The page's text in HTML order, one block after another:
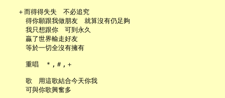
   ＋而得得失失　不必追究
     得你願跟我做朋友　就算沒有仍足夠
     我只想跟你　可到永久
     贏了世界輸走好友
     等於一切全沒有擁有
     重唱　＊,＃,＋
     歌　用這歌結合今天你我
     可與你歌興奮多